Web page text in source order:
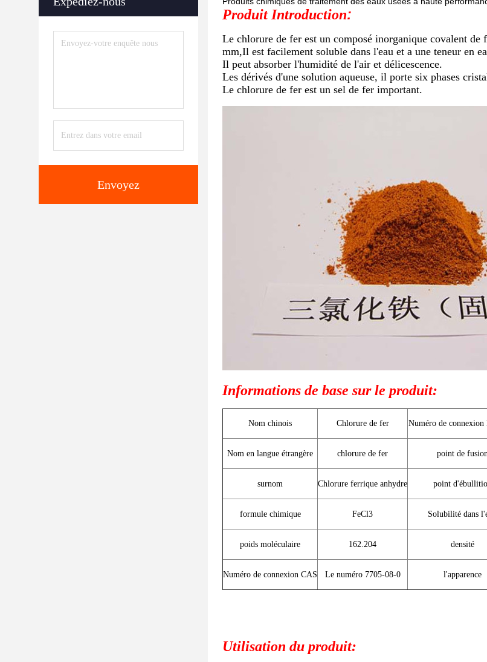
Envoyez
Produit Introduction:
Le chlorure de fer est un composé inorganique covalent
mm,Il est facilement soluble dans l'eau et a une teneur en
Il peut absorber l'humidité de l'air et délicescence.
Les dérivés d'une solution aqueuse, il porte six phases
Le chlorure de fer est un sel de fer important.
Informations de base sur le produit:
Nom chinois Chlorure de fer Numéro de connexion
Nom en langue étrangère chlorure de fer point de
surnom Chlorure ferrique anhydre point
formule chimique FeCl3 Solubilité dans
poids moléculaire 162.204 densité
Numéro de connexion CAS Le numéro 7705-08-0 l'apparence
Utilisation du produit: